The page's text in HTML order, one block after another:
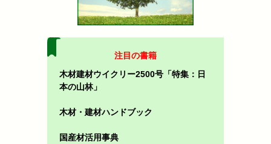
注目の書籍
木材建材ウイクリー2500号「特集：日
本の山林」
木材・建材ハンドブック
国産材活用事典